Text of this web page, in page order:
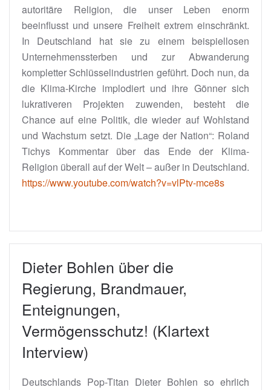
autoritäre Religion, die unser Leben enorm
beeinflusst und unsere Freiheit extrem einschränkt.
In Deutschland hat sie zu einem beispiellosen
Unternehmenssterben und zur Abwanderung
kompletter Schlüsselindustrien geführt. Doch nun, da
die Klima-Kirche implodiert und ihre Gönner sich
lukrativeren Projekten zuwenden, besteht die
Chance auf eine Politik, die wieder auf Wohlstand
und Wachstum setzt. Die „Lage der Nation“: Roland
Tichys Kommentar über das Ende der Klima-
Religion überall auf der Welt – außer in Deutschland.
https://www.youtube.com/watch?v=vlPtv-mce8s
Dieter Bohlen über die
Regierung, Brandmauer,
Enteignungen,
Vermögensschutz! (Klartext
Interview)
Deutschlands Pop-Titan Dieter Bohlen so ehrlich